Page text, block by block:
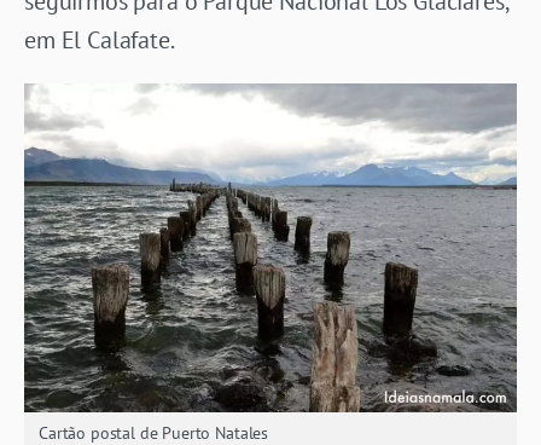
em El Calafate.
Cartão postal de Puerto Natales